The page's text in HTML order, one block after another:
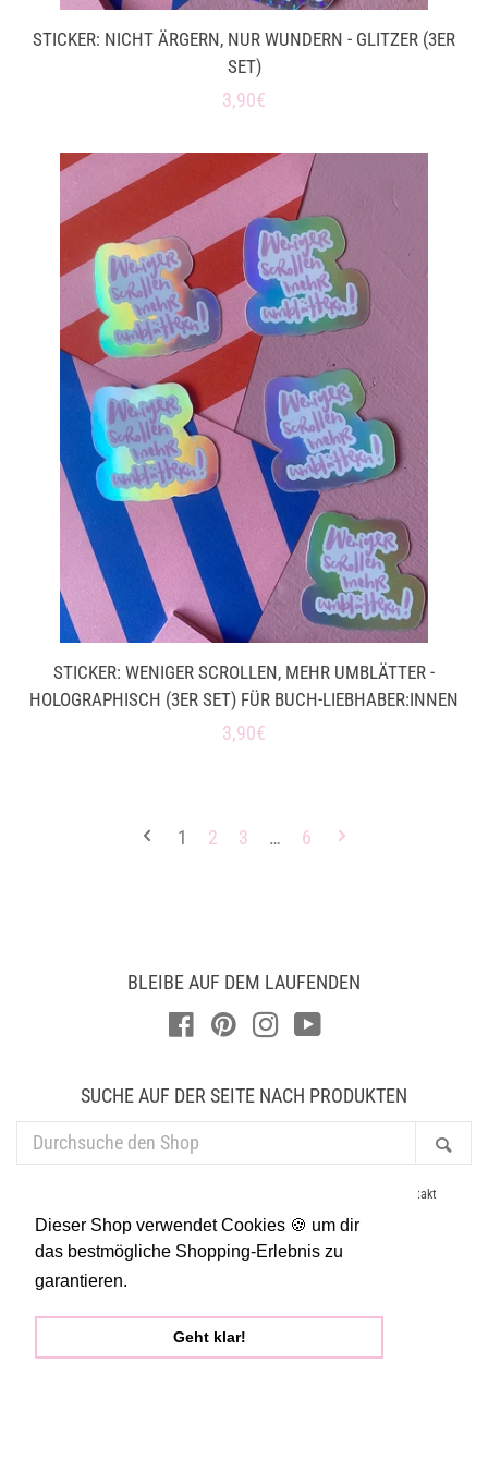
Dieser Shop verwendet Cookies 🍪 um dir
das bestmögliche Shopping-Erlebnis zu
garantieren.
Geht klar!
STICKER: NICHT ÄRGERN, NUR WUNDERN - GLITZER (3ER
SET)
Normaler
3,90€
STICKER: WENIGER SCROLLEN, MEHR UMBLÄTTER -
HOLOGRAPHISCH (3ER SET) FÜR BUCH-LIEBHABER:INNEN
Normaler
3,90€
1 2 3 … 6
BLEIBE AUF DEM LAUFENDEN
FacebookPinterestInstagramYouTube
SUCHE AUF DER SEITE NACH PRODUKTEN
DEN
Kontakt
Lieferung & Versand
Presse Suchen
Widerruf
Allgemeine Geschäftsbedingungen
Widerrufsrecht
Copyright © 2026brushmeetspaper| Powered by Shopify